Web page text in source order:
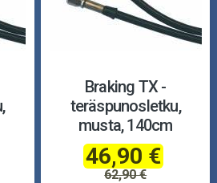
Braking TX -
teräspunosletku,
musta, 140cm
46,90 €
62,90 €